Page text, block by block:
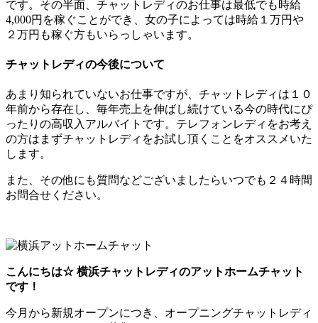
です。その半面、チャットレディのお仕事は最低でも時給
4,000円を稼ぐことができ、女の子によっては時給１万円や
２万円も稼ぐ方もいらっしゃいます。
チャットレディの今後について
あまり知られていないお仕事ですが、チャットレディは１０
年前から存在し、毎年売上を伸ばし続けている今の時代にぴ
ったりの高収入アルバイトです。テレフォンレディをお考え
の方はまずチャットレディをお試し頂くことをオススメいた
します。
また、その他にも質問などございましたらいつでも２４時間
お問合せください。
こんにちは☆ 横浜チャットレディのアットホームチャット
です！
今月から新規オープンにつき、オープニングチャットレディ